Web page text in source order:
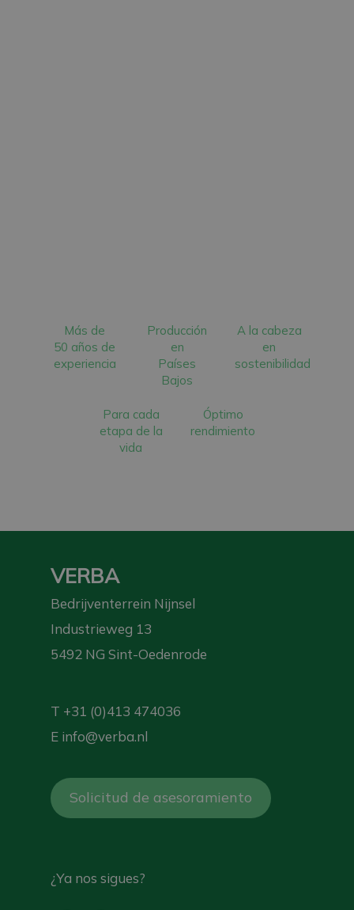
Más de
50 años de
experiencia
Producción
en
Países
Bajos
A la cabeza
en
sostenibilidad
Para cada
etapa de la
vida
Óptimo
rendimiento
VERBA
Bedrijventerrein Nijnsel
Industrieweg 13
5492 NG Sint-Oedenrode
T +31 (0)413 474036
E info@verba.nl
Solicitud de asesoramiento
¿Ya nos sigues?